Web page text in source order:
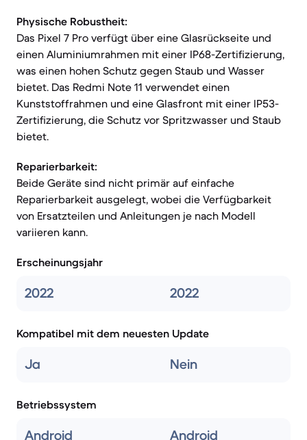
Physische Robustheit:
Das Pixel 7 Pro verfügt über eine Glasrückseite und
einen Aluminiumrahmen mit einer IP68-Zertifizierung,
was einen hohen Schutz gegen Staub und Wasser
bietet. Das Redmi Note 11 verwendet einen
Kunststoffrahmen und eine Glasfront mit einer IP53-
Zertifizierung, die Schutz vor Spritzwasser und Staub
bietet.
Reparierbarkeit:
Beide Geräte sind nicht primär auf einfache
Reparierbarkeit ausgelegt, wobei die Verfügbarkeit
von Ersatzteilen und Anleitungen je nach Modell
variieren kann.
Erscheinungsjahr
2022 2022
Kompatibel mit dem neuesten Update
Ja Nein
Betriebssystem
Android Android